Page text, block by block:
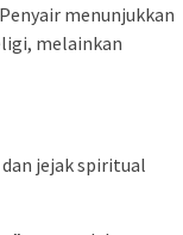
menunjukkan
melainkan
jejak spiritual